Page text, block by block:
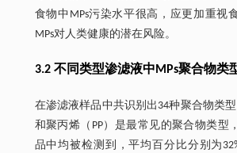
食物中MPs污染水平很高，应更加重视
MPs对人类健康的潜在风险。
3.2 不同类型渗滤液中MPs聚合物类
在渗滤液样品中共识别出34种聚合物类型
和聚丙烯（PP）是最常见的聚合物类型
品中均被检测到，平均百分比分别为